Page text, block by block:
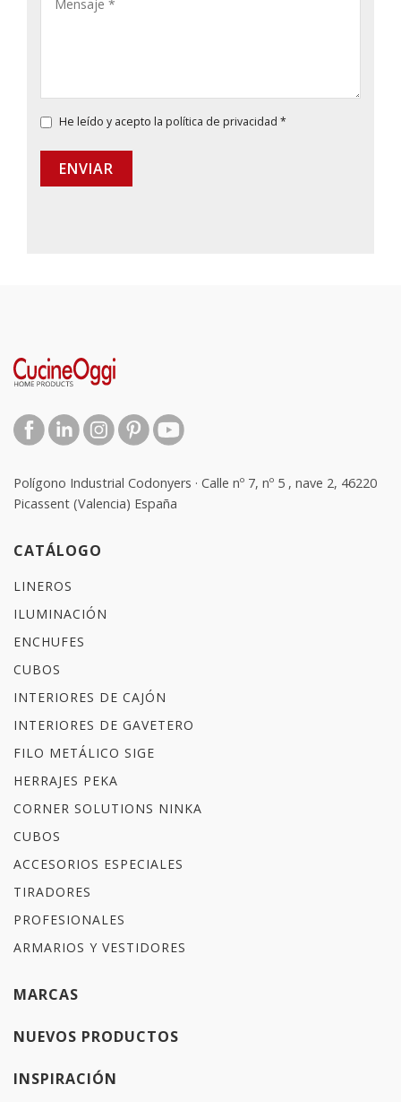
He leído y acepto la política de privacidad *
ENVIAR
Polígono Industrial Codonyers · Calle nº 7, nº 5 , nave 2, 46220
Picassent (Valencia) España
CATÁLOGO
LINEROS
ILUMINACIÓN
ENCHUFES
CUBOS
INTERIORES DE CAJÓN
INTERIORES DE GAVETERO
FILO METÁLICO SIGE
HERRAJES PEKA
CORNER SOLUTIONS NINKA
CUBOS
ACCESORIOS ESPECIALES
TIRADORES
PROFESIONALES
ARMARIOS Y VESTIDORES
MARCAS
NUEVOS PRODUCTOS
INSPIRACIÓN